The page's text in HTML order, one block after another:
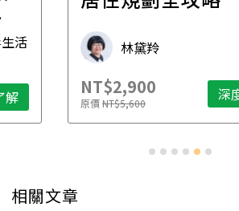
活
解
林黛羚
NT$2,900
原價NT$5,600 深
相關文章